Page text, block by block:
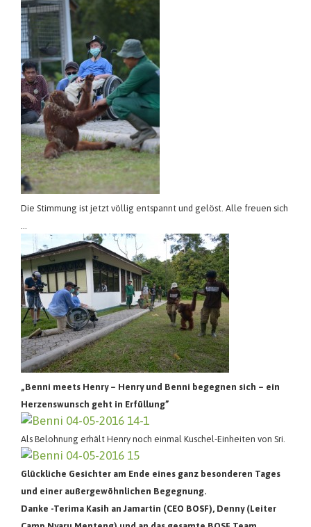
Die Stimmung ist jetzt völlig entspannt und gelöst. Alle freuen sich
„Benni meets Henry – Henry und Benni begegnen sich – ein
Herzenswunsch geht in Erfüllung”
Als Belohnung erhält Henry noch einmal Kuschel-Einheiten von Sri.
Glückliche Gesichter am Ende eines ganz besonderen Tages
und einer außergewöhnlichen Begegnung.
Danke -Terima Kasih an Jamartin (CEO BOSF), Denny (Leiter